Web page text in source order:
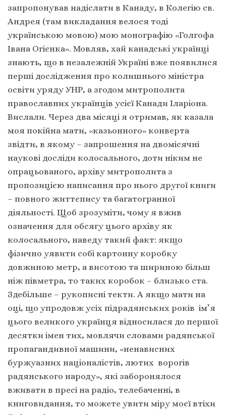
запропонував надіслати в Канаду, в Колегію св.
Андрея (там викладання велося тоді
українською мовою) мою монографію «Голгофа
Івана Огієнка». Мовляв, хай канадські українці
знають, що в незалежній Україні вже появилися
перші дослідження про колишнього міністра
освіти уряду УНР, а згодом митрополита
православних українців усієї Канади Іларіона.
Вислали. Через два місяці я отримав, як казала
моя покійна мати, «казьонного» конверта
звідти, в якому – запрошення на двомісячні
наукові досліди колосального, доти ніким не
опрацьованого, архіву митрополита з
пропозицією написання про нього другої книги
– повного життєпису та багатогранної
діяльності. Щоб зрозуміти, чому я вжив
означення для обсягу цього архіву як
колосального, наведу такий факт: якщо
фізично уявити собі картонну коробку
довжиною метр, а висотою та шириною більш
ніж півметра, то таких коробок – близько ста.
Здебільше – рукописні текти. А якщо мати на
оці, що упродовж усіх підрадянських років ім’я
цього великого українця відносилася до першої
десятки імен тих, мовлячи словами радянської
пропагандивної машини, «ненависних
буржуазних націоналістів, лютих ворогів
радянського народу», які заборонялося
вживати в пресі на радіо, телебаченні, в
книговидання, то можете увити міру моєї втіхи